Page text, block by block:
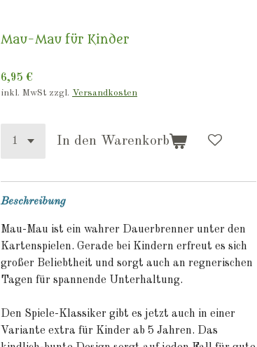
Mau-Mau für Kinder
6,95 €
inkl. MwSt zzgl. Versandkosten
In den Warenkorb
Beschreibung
Mau-Mau ist ein wahrer Dauerbrenner unter den
Kartenspielen. Gerade bei Kindern erfreut es sich
großer Beliebtheit und sorgt auch an regnerischen
Tagen für spannende Unterhaltung.
Den Spiele-Klassiker gibt es jetzt auch in einer
Variante extra für Kinder ab 5 Jahren. Das